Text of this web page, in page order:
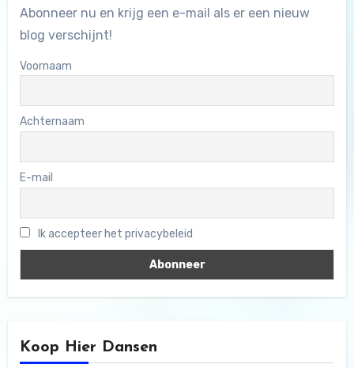
Abonneer nu en krijg een e-mail als er een nieuw
blog verschijnt!
Voornaam
Achternaam
E-mail
Ik accepteer het privacybeleid
Koop Hier Dansen